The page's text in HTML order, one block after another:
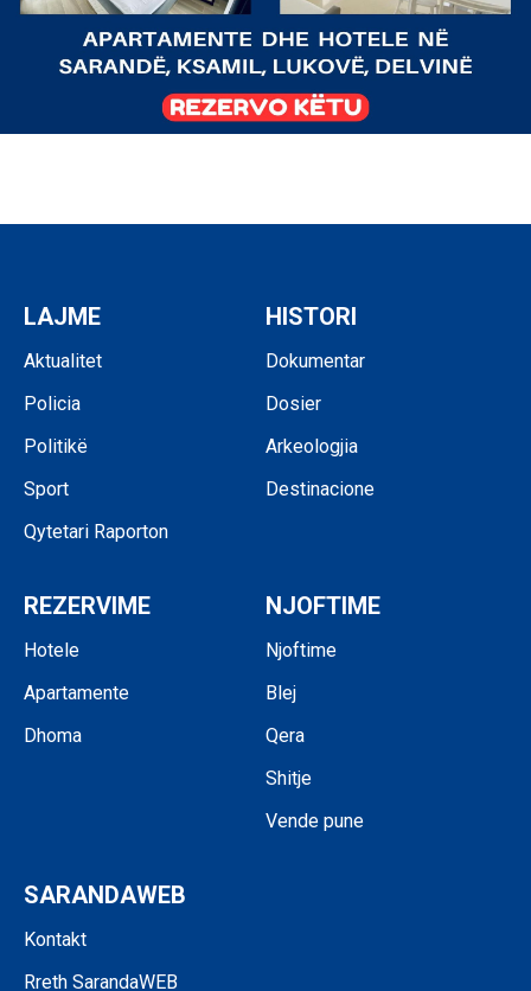
LAJME
Aktualitet
Policia
Politikë
Sport
Qytetari Raporton
HISTORI
Dokumentar
Dosier
Arkeologjia
Destinacione
REZERVIME
Hotele
Apartamente
Dhoma
NJOFTIME
Njoftime
Blej
Qera
Shitje
Vende pune
SARANDAWEB
Kontakt
Rreth SarandaWEB